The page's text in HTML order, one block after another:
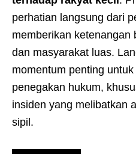
perhatian langsung dari
memberikan ketenangan
dan masyarakat luas.
momentum penting
penegakan hukum,
insiden yang melibatkan
sipil.